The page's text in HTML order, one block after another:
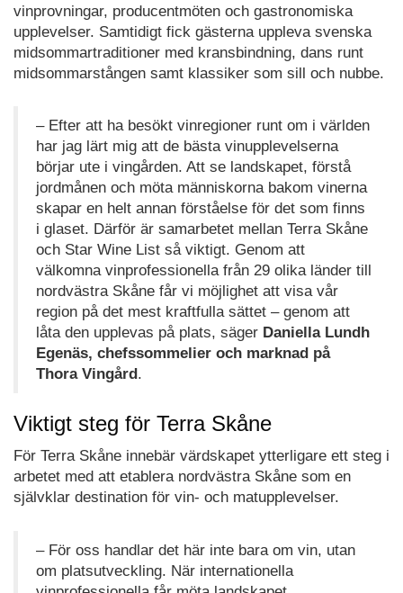
vinprovningar, producentmöten och gastronomiska
upplevelser. Samtidigt fick gästerna uppleva svenska
midsommartraditioner med kransbindning, dans runt
midsommarstången samt klassiker som sill och nubbe.
– Efter att ha besökt vinregioner runt om i världen
har jag lärt mig att de bästa vinupplevelserna
börjar ute i vingården. Att se landskapet, förstå
jordmånen och möta människorna bakom vinerna
skapar en helt annan förståelse för det som finns
i glaset. Därför är samarbetet mellan Terra Skåne
och Star Wine List så viktigt. Genom att
välkomna vinprofessionella från 29 olika länder till
nordvästra Skåne får vi möjlighet att visa vår
region på det mest kraftfulla sättet – genom att
låta den upplevas på plats, säger Daniella Lundh
Egenäs, chefssommelier och marknad på
Thora Vingård.
Viktigt steg för Terra Skåne
För Terra Skåne innebär värdskapet ytterligare ett steg i
arbetet med att etablera nordvästra Skåne som en
självklar destination för vin- och matupplevelser.
– För oss handlar det här inte bara om vin, utan
om platsutveckling. När internationella